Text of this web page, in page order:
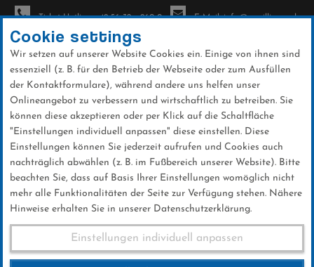
Direkt
zum
Inhalt
Ticket-Hotline: +49 56 32 - 960-0 E-Mail: info@sc-willingen.de
News
Club-News 04.07.2016
Cookie settings
Wir setzen auf unserer Website Cookies ein. Einige von ihnen sind
essenziell (z. B. für den Betrieb der Webseite oder zum Ausfüllen
der Kontaktformulare), während andere uns helfen unser
Onlineangebot zu verbessern und wirtschaftlich zu betreiben. Sie
können diese akzeptieren oder per Klick auf die Schaltfläche
"Einstellungen individuell anpassen" diese einstellen. Diese
Einstellungen können Sie jederzeit aufrufen und Cookies auch
nachträglich abwählen (z. B. im Fußbereich unserer Website). Bitte
beachten Sie, dass auf Basis Ihrer Einstellungen womöglich nicht
mehr alle Funktionalitäten der Seite zur Verfügung stehen. Nähere
Hinweise erhalten Sie in unserer Datenschutzerklärung.
Einstellungen individuell anpassen